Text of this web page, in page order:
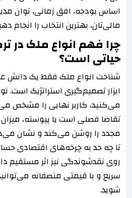
اساس بودجه، افق زمانی، توان
مالی‌تان، بهترین انتخاب را انجام
چرا فهم انواع ملک در
حیاتی است؟
شناخت انواع ملک فقط یک دانش
ابزار تصمیم‌گیری استراتژیک است.
می‌کنید، کاربر نهایی را مشخص
تقاضا فصلی است یا پیوسته،
مجدد را روشن می‌کند و نشان
تا چه حد به چرخه‌های اقتصادی
روی نقدشوندگی نیز اثر مستقیم
سریع و با قیمتی منصفانه
شوید.